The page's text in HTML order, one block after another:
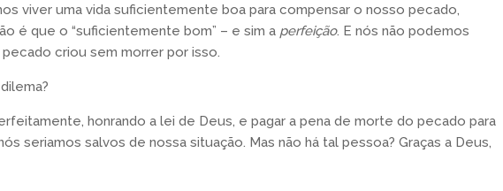
viver uma vida suficientemente boa para compensar o nosso pecado,
é que o “suficientemente bom” – e sim a perfeição. E nós não podemos
criou sem morrer por isso.
honrando a lei de Deus, e pagar a pena de morte do pecado para
seriamos salvos de nossa situação. Mas não há tal pessoa? Graças a Deus,